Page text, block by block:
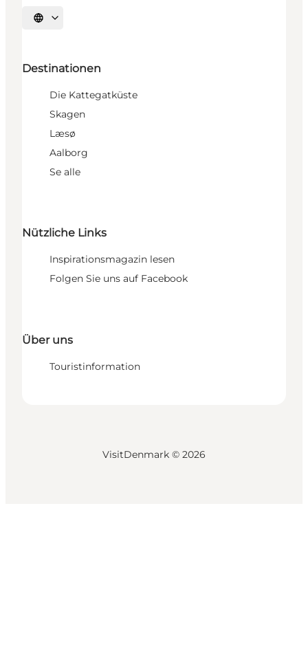
Sprache auswählen
Destinationen
Die Kattegatküste
Skagen
Læsø
Aalborg
Se alle
Nützliche Links
Inspirationsmagazin lesen
Folgen Sie uns auf Facebook
Über uns
Touristinformation
VisitDenmark © 2026